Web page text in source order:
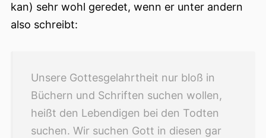
kan) sehr wohl geredet, wenn er unter andern
also schreibt:
Unsere Gottesgelahrtheit nur bloß in
Büchern und Schriften suchen wollen,
heißt den Lebendigen bei den Todten
suchen. Wir suchen Gott in diesen gar